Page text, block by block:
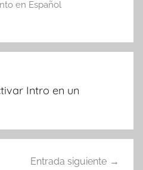
en Español
Intro en un
Entrada siguiente